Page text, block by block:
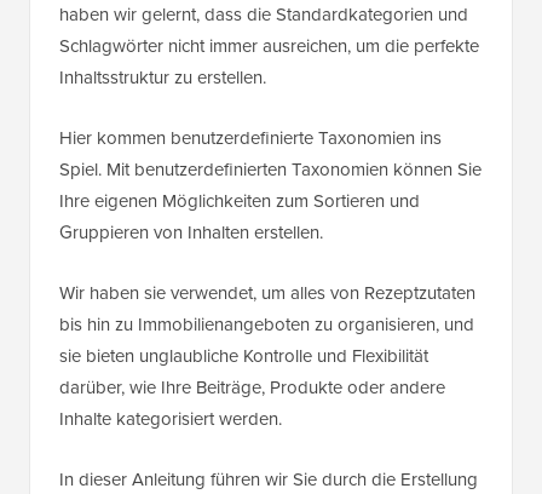
haben wir gelernt, dass die Standardkategorien und
Schlagwörter nicht immer ausreichen, um die perfekte
Inhaltsstruktur zu erstellen.
Hier kommen benutzerdefinierte Taxonomien ins
Spiel. Mit benutzerdefinierten Taxonomien können Sie
Ihre eigenen Möglichkeiten zum Sortieren und
Gruppieren von Inhalten erstellen.
Wir haben sie verwendet, um alles von Rezeptzutaten
bis hin zu Immobilienangeboten zu organisieren, und
sie bieten unglaubliche Kontrolle und Flexibilität
darüber, wie Ihre Beiträge, Produkte oder andere
Inhalte kategorisiert werden.
In dieser Anleitung führen wir Sie durch die Erstellung